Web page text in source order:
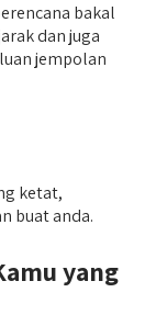
bakal
dan juga
jempolan
ketat,
buat anda.
yang